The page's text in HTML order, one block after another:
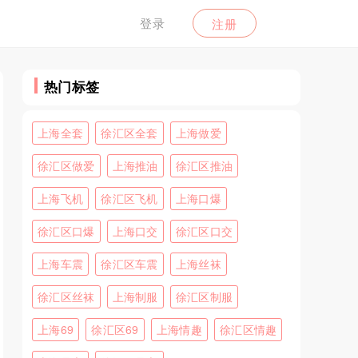
登录 注册
热门标签
上海全套 徐汇区全套 上海做爱
徐汇区做爱 上海推油 徐汇区推油
上海飞机 徐汇区飞机 上海口爆
徐汇区口爆 上海口交 徐汇区口交
上海车震 徐汇区车震 上海丝袜
徐汇区丝袜 上海制服 徐汇区制服
上海69 徐汇区69 上海情趣 徐汇区情趣